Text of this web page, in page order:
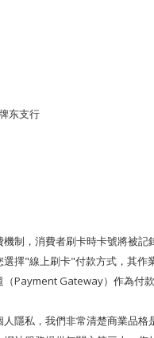
东支行
制，消費者刷卡時卡號將被
擇"線上刷卡"付款方式，其作
Payment Gateway）作為付
隱私，我們非常清楚商業品